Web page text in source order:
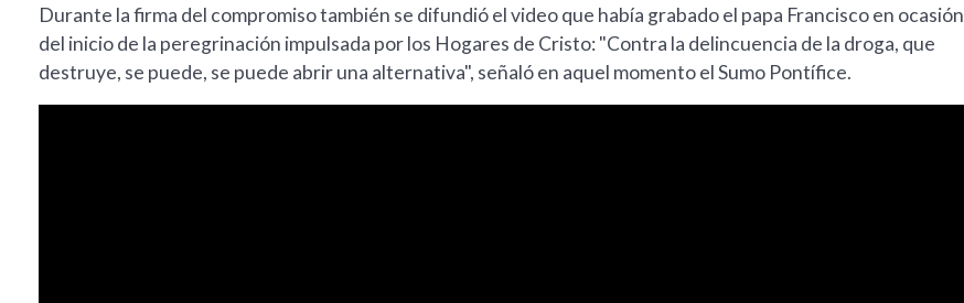
Durante la firma del compromiso también se difundió el video que había grabado el papa Francisco en ocasión
del inicio de la peregrinación impulsada por los Hogares de Cristo: "Contra la delincuencia de la droga, que
destruye, se puede, se puede abrir una alternativa", señaló en aquel momento el Sumo Pontífice.